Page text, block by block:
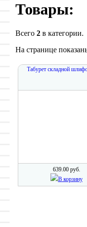
Товары:
Всего 2 в категории.
На странице
Табурет складной
639.00 руб.
В корзину